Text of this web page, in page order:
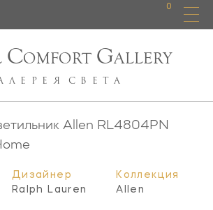
0
COMFORT GALLERY
СВЕТА
Allen RL4804PN
Дизайнер
Ralph Lauren
Коллекция
Allen